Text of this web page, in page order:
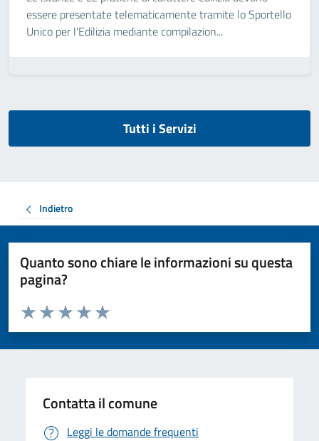
essere presentate telematicamente tramite lo Sportello
Unico per l'Edilizia mediante compilazion...
Tutti i Servizi
Indietro
Quanto sono chiare le informazioni su questa
pagina?
Valuta da 1 a 5 stelle la pagina
Valuta 5 stelle su 5
Valuta 4 stelle su 5
Valuta 3 stelle su 5
Valuta 2 stelle su 5
Valuta 1 stelle su 5
Contatta il comune
Leggi le domande frequenti